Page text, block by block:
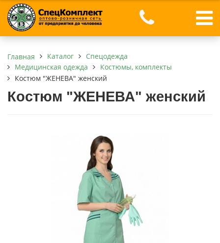
Главная Каталог
Спецодежда
Медицинская одежда
Костюмы, комплекты
Костюм "ЖЕНЕВА" женский
Костюм "ЖЕНЕВА" женский